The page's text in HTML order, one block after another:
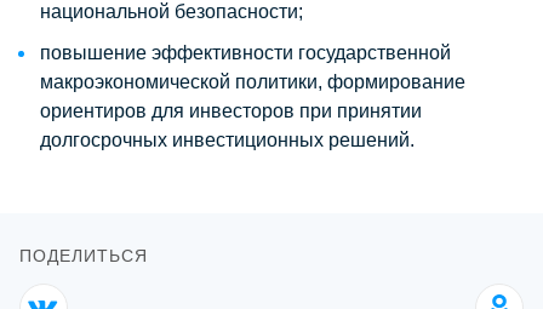
национальной безопасности;
повышение эффективности государственной
макроэкономической политики, формирование
ориентиров для инвесторов при принятии
долгосрочных инвестиционных решений.
ПОДЕЛИТЬСЯ